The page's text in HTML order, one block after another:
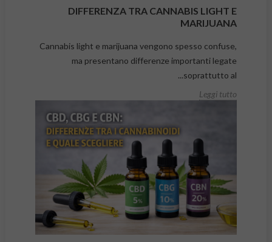
DIFFERENZA TRA CANNABIS LIGHT E
MARIJUANA
Cannabis light e marijuana vengono spesso confuse,
ma presentano differenze importanti legate
soprattutto al...
Leggi tutto